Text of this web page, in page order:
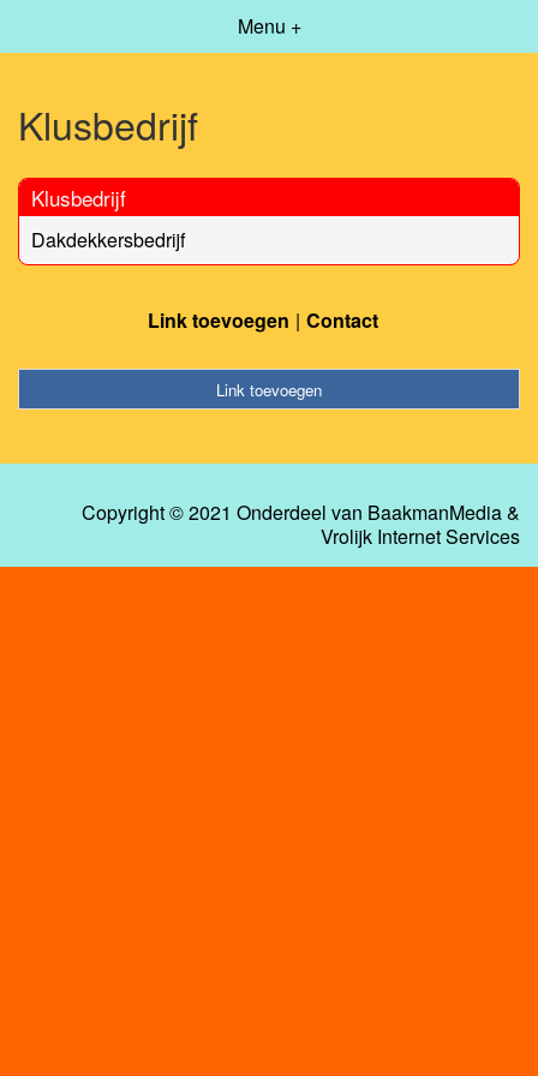
Menu +
Klusbedrijf
Klusbedrijf
Dakdekkersbedrijf
Link toevoegen Contact
Link toevoegen
Copyright © 2021 Onderdeel van BaakmanMedia&
Vrolijk Internet Services